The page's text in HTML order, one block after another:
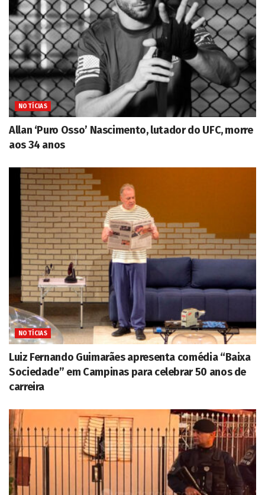
NOTÍCIAS
Allan ‘Puro Osso’ Nascimento, lutador do UFC, morre
aos 34 anos
NOTÍCIAS
Luiz Fernando Guimarães apresenta comédia “Baixa
Sociedade” em Campinas para celebrar 50 anos de
carreira